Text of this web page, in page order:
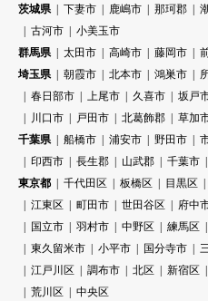
茨城県
下妻市 鹿嶋市 那珂郡
古河市
小美玉市
群馬県
太田市 高崎市 藤岡市
埼玉県
朝霞市 北本市 鴻巣市
春日部市
上尾市 久喜市 坂戸
川口市
戸田市 北葛飾郡 草加
千葉県
船橋市 浦安市 野田市
印西市
長生郡 山武郡 千葉市
東京都
千代田区 板橋区 目黒区
江東区
町田市 世田谷区 府中
国立市
羽村市 中野区 練馬区
東久留米市
小平市 国分寺市
江戸川区
調布市 北区 新宿区
荒川区
中央区